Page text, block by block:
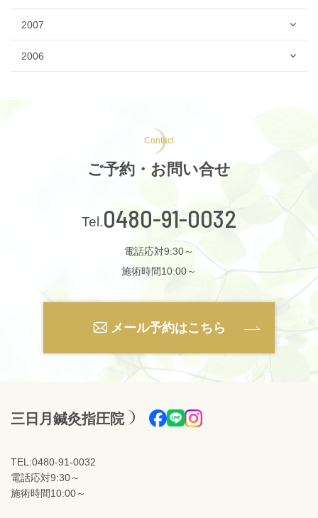
2007
2006
Contact
ご予約・お問い合せ
0480-91-0032
電話応対9:30～
施術時間10:00～
メール予約はこちら
三日月鍼灸指圧院
TEL:0480-91-0032
電話応対9:30～
施術時間10:00～